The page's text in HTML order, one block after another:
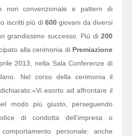
non convenzionale e pattern di
iscritti più di 600giovani da diversi
grandissimo successo. Più di 200
alla cerimonia di Premiazione
2013, nella Sala Conferenze di
Nel corso della cerimonia il
«Vi esorto ad affrontare il
modo più giusto, perseguendo
di condotta dell’impresa o
personale: anche